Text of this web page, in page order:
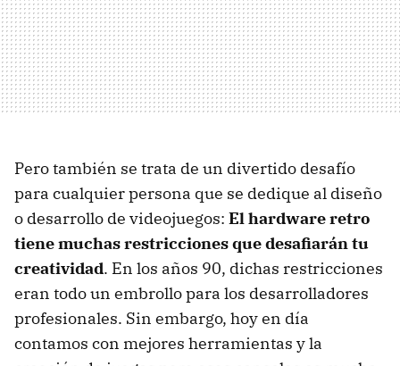
Pero también se trata de un divertido desafío
para cualquier persona que se dedique al diseño
o desarrollo de videojuegos: El hardware retro
tiene muchas restricciones que desafiarán tu
creatividad. En los años 90, dichas restricciones
eran todo un embrollo para los desarrolladores
profesionales. Sin embargo, hoy en día
contamos con mejores herramientas y la